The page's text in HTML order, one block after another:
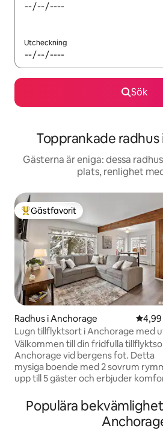
Utcheckning
Sök
Topprankade
Gästerna är eniga: dessa
plats, renlighet
Populär gästfavorit
Gästfavorit
Radhus i Anchorage 4,99
4,99
Lugn tillflyktsort i Anchorage med
över bergen
Välkommen till din fridfulla
Anchorage vid bergens fot. Detta
mysiga boende med 2 sovrum
upp till 5 gäster och erbjuder
bergen från trädgården. Njut av ett fullt
utrustat kök, mjuka madrasser med
minneskum, gratis Wi-Fi, Smart-TV
Populära